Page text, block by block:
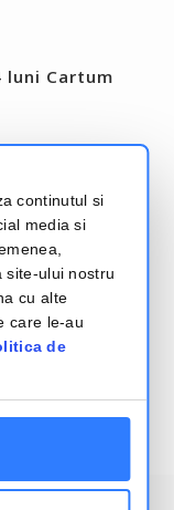
continutul si
media si
site-ului nostru
cu alte
care le-au
de
luni Cartum
și